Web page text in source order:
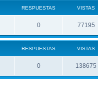
RESPUESTAS VISTAS
0 77195
RESPUESTAS VISTAS
0 138675